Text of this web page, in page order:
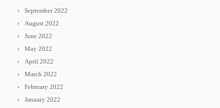
September 2022
August 2022
June 2022
May 2022
April 2022
March 2022
February 2022
January 2022